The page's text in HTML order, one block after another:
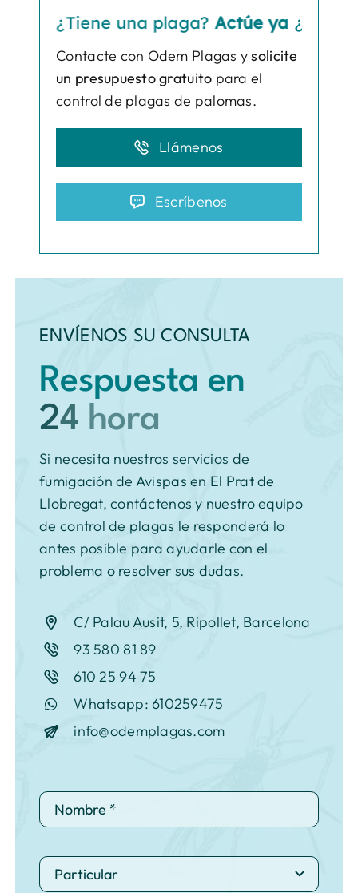
¿Tiene una plaga?Actúe ya ¿Tiene una
Contacte con Odem Plagas ysolicite
un presupuesto gratuito para el
control de plagas de palomas.
Llámenos
Escríbenos
ENVÍENOS SU CONSULTA
Respuesta en
Si necesita nuestros servicios de
fumigación de Avispas en El Prat de
Llobregat, contáctenos y nuestro equipo
de control de plagas le responderá lo
antes posible para ayudarle con el
problema o resolver sus dudas.
C/ Palau Ausit, 5, Ripollet, Barcelona
93 580 81 89
610 25 94 75
Whatsapp: 610259475
info@odemplagas.com